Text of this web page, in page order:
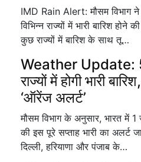
IMD Rain Alert: मौसम विभाग
विभिन्न राज्यों में भारी बारिश होने
कुछ राज्यों में बारिश के साथ तू…
Weather Update:
राज्यों में होगी भारी
‘ऑरेंज अलर्ट’
मौसम विभाग के अनुसार, भारत में
की इस पूरे सप्ताह भारी का अलर्ट
दिल्ली, हरियाणा और पंजाब के…